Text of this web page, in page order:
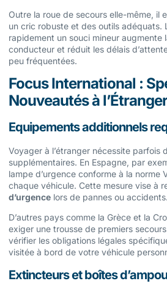
Outre la roue de secours elle-même, il
un cric robuste et des outils adéquats.
rapidement un souci mineur augmente
conducteur et réduit les délais
peu fréquentées.
Focus International :
Nouveautés à l’Étranger
Equipements additionnels
Voyager à l’étranger nécessite parfois
supplémentaires. En Espagne, par
lampe d’urgence conforme à la norme
chaque véhicule. Cette mesure vise à
d’urgence lors de pannes ou accidents.
D’autres pays comme la Grèce et la
exiger une trousse de premiers
vérifier les obligations légales
visitée à bord de votre véhicule
Extincteurs et boîtes